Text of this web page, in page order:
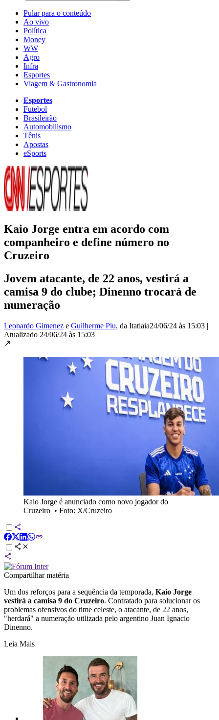
Pular para o conteúdo
Ao vivo
Política
Money
WW
Agro
Infra
Esportes
Viagem & Gastronomia
Esportes
Futebol
Brasileirão
Automobilismo
Tênis
Apostas
eSports
Kaio Jorge entra em acordo com
companheiro e define número no
Cruzeiro
Jovem atacante, de 22 anos, vestirá a
camisa 9 do clube; Dinenno trocará de
numeração
Leonardo Gimenez e Guilherme Piu, da Itatiaia24/06/24 às 15:03 |
Atualizado 24/06/24 às 15:03
Kaio Jorge é anunciado como novo jogador do
Cruzeiro • Foto: X/Cruzeiro
Compartilhar matéria
Um dos reforços para a sequência da temporada, Kaio Jorge
vestirá a camisa 9 do Cruzeiro. Contratado para solucionar os
problemas ofensivos do time celeste, o atacante, de 22 anos,
"herdará" a numeração utilizada pelo argentino Juan Ignacio
Dinenno.
Leia Mais